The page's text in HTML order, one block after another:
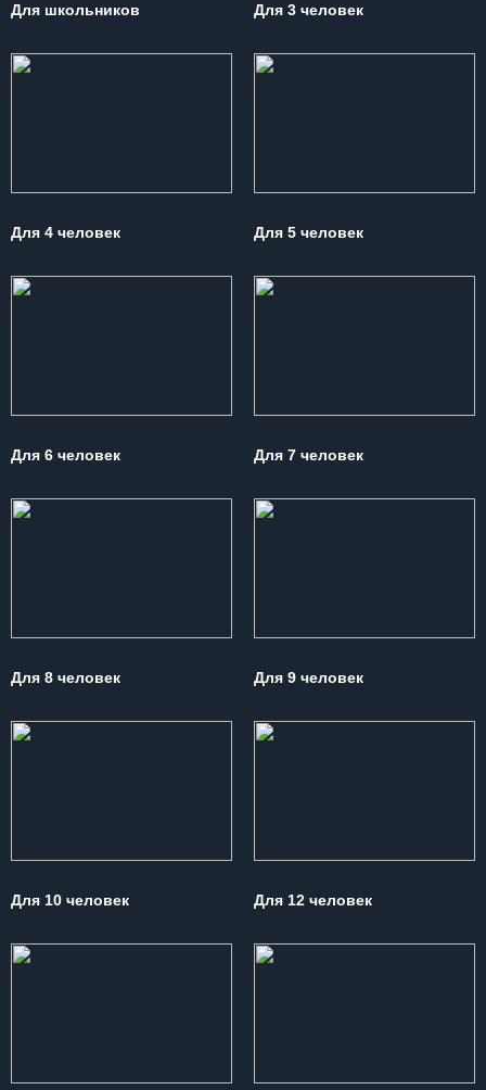
Для школьников Для 3 человек
Для 4 человек Для 5 человек
Для 6 человек Для 7 человек
Для 8 человек Для 9 человек
Для 10 человек Для 12 человек